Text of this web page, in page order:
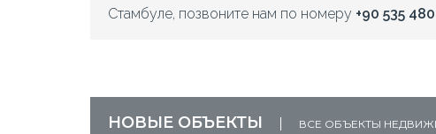
Стамбуле, позвоните нам по номеру +90 535
НОВЫЕ ОБЪЕКТЫ ВСЕ ОБЪЕКТЫ